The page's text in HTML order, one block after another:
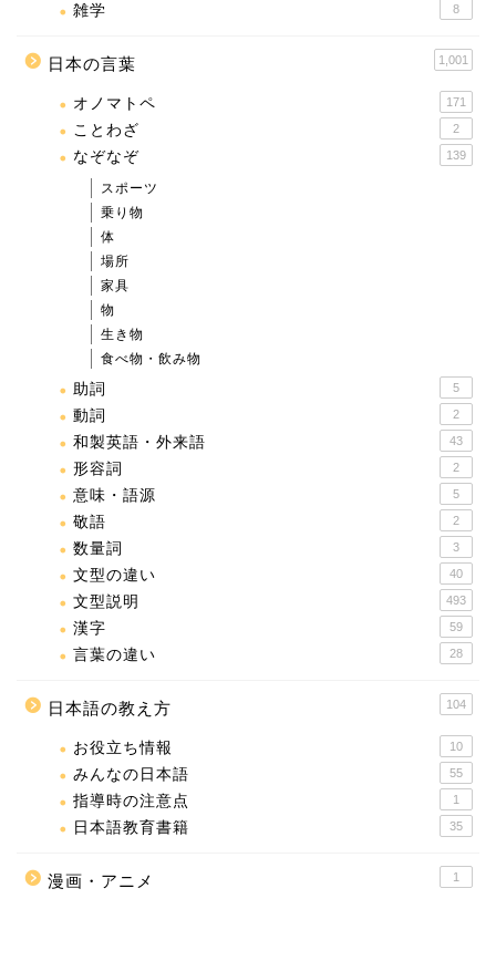
雑学 8
日本の言葉 1,001
オノマトペ 171
ことわざ 2
なぞなぞ 139
スポーツ
乗り物
体
場所
家具
物
生き物
食べ物・飲み物
助詞 5
動詞 2
和製英語・外来語 43
形容詞 2
意味・語源 5
敬語 2
数量詞 3
文型の違い 40
文型説明 493
漢字 59
言葉の違い 28
日本語の教え方 104
お役立ち情報 10
みんなの日本語 55
指導時の注意点 1
日本語教育書籍 35
漫画・アニメ 1